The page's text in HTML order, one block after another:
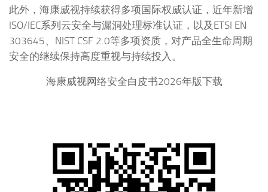
此外，海康威视持续获得多项国际权威认证，近年新增
ISO/IEC系列云安全与漏洞处理标准认证，以及ETSI EN
303645、NIST CSF 2.0等多项资质，对产品全生命周期
安全的继续保持高度重视与持续投入。
海康威视网络安全白皮书2026年版下载